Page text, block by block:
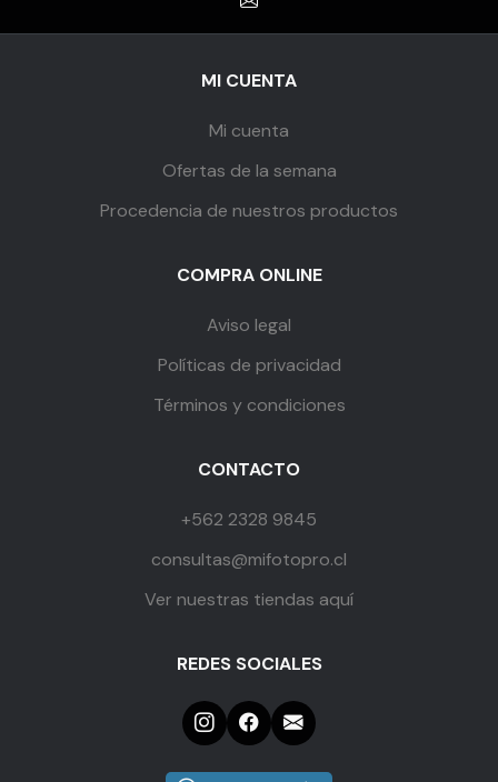
MI CUENTA
Mi cuenta
Ofertas de la semana
Procedencia de nuestros productos
COMPRA ONLINE
Aviso legal
Políticas de privacidad
Términos y condiciones
CONTACTO
+562 2328 9845
consultas@mifotopro.cl
Ver nuestras tiendas aquí
REDES SOCIALES